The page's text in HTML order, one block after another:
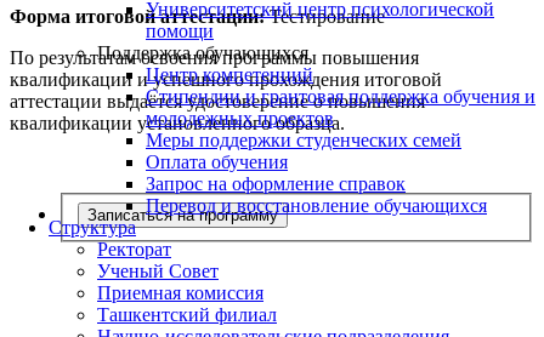
Университетский центр психологической
помощи
Поддержка обучающихся
Центр компетенций
Стипендии и грантовая поддержка обучения и
молодежных проектов
Меры поддержки студенческих семей
Оплата обучения
Запрос на оформление справок
Перевод и восстановление обучающихся
Структура
Ректорат
Ученый Совет
Приемная комиссия
Ташкентский филиал
Форма итоговой аттестации:Тестирование
По результатам освоения программы повышения
квалификации и успешного прохождения итоговой
аттестации выдаётся удостоверение о повышения
квалификации установленного образца.
Записаться на программу